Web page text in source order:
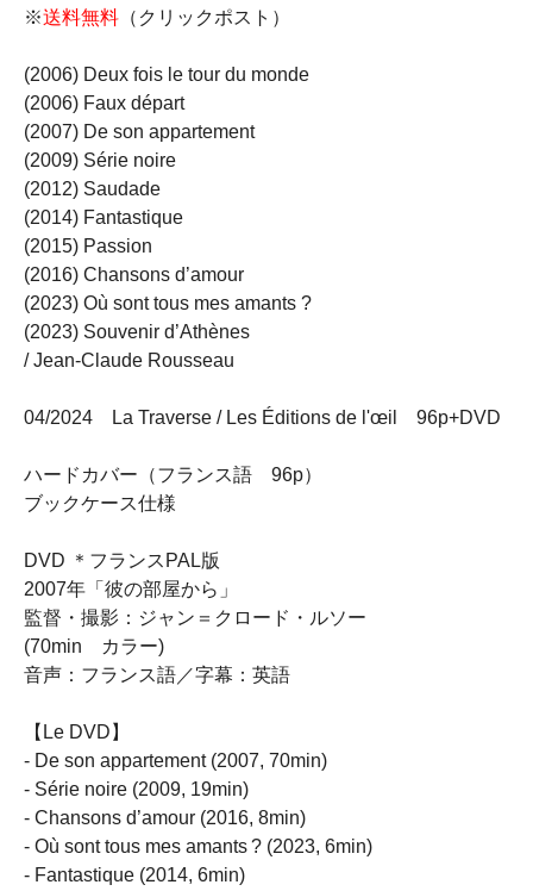
※送料無料 （クリックポスト）
(2006) Deux fois le tour du monde
(2006) Faux départ
(2007) De son appartement
(2009) Série noire
(2012) Saudade
(2014) Fantastique
(2015) Passion
(2016) Chansons d’amour
(2023) Où sont tous mes amants ?
(2023) Souvenir d’Athènes
/ Jean-Claude Rousseau
04/2024 La Traverse / Les Éditions de l'œil 96p+DVD
ハードカバー（フランス語 96p）
ブックケース仕様
DVD ＊フランスPAL版
2007年「彼の部屋から」
監督・撮影：ジャン＝クロード・ルソー
(70min カラー)
音声：フランス語／字幕：英語
【Le DVD】
- De son appartement (2007, 70min)
- Série noire (2009, 19min)
- Chansons d’amour (2016, 8min)
- Où sont tous mes amants ? (2023, 6min)
- Fantastique (2014, 6min)